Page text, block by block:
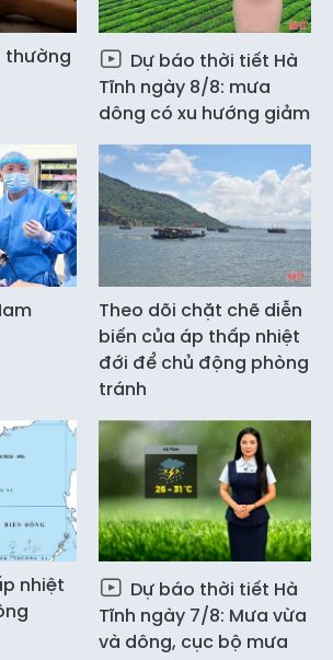
thường
Dự báo thời tiết Hà
Tĩnh ngày 8/8: mưa
dông có xu hướng giảm
Theo dõi chặt chẽ diễn
biến của áp thấp nhiệt
đới để chủ động phòng
tránh
nhiệt
Dự báo thời tiết Hà
Tĩnh ngày 7/8: Mưa vừa
và dông, cục bộ mưa